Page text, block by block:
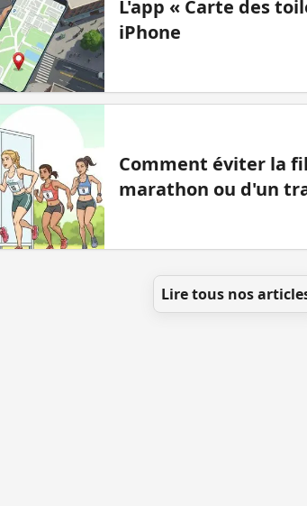
L'app « Carte des
iPhone
Comment éviter la
marathon ou d'un
Lire tous nos